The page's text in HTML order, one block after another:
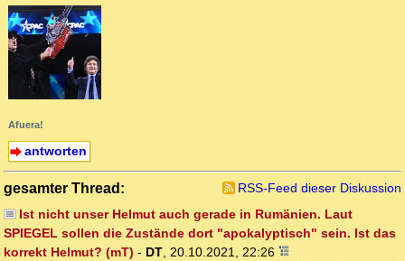
Afuera!
antworten
gesamter Thread:
RSS-Feed dieser Diskussion
Ist nicht unser Helmut auch gerade in Rumänien. Laut
SPIEGEL sollen die Zustände dort "apokalyptisch" sein. Ist das
korrekt Helmut? (mT) - DT 20.10.2021, 22:26